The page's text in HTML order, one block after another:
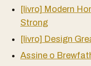
[livro] Modern
Strong
[livro] Design
Assine o